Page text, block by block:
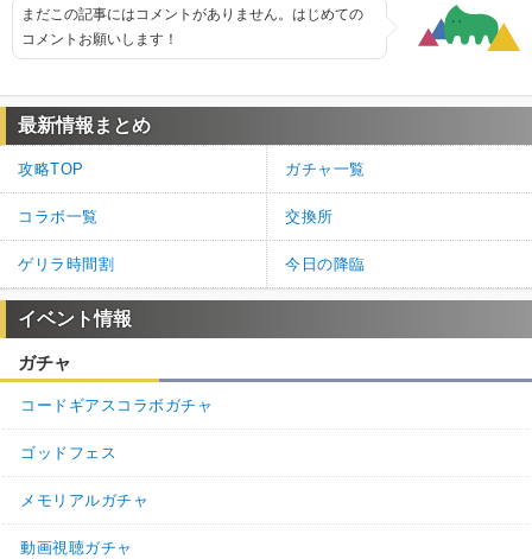
まだこの記事にはコメントがありません。はじめての
コメントお願いします！
最新情報まとめ
攻略TOP ガチャ一覧
コラボ一覧 交換所
ゲリラ時間割 今日の降臨
イベント情報
ガチャ
コードギアスコラボガチャ
ゴッドフェス
メモリアルガチャ
動画視聴ガチャ